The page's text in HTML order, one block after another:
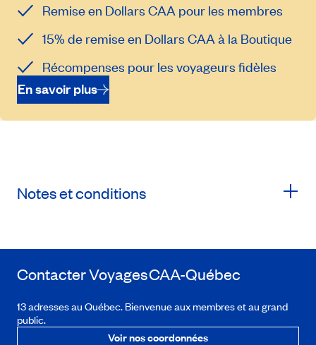
Remise en Dollars CAA pour les membres
15% de remise en Dollars CAA à la Boutique
Récompenses pour les voyageurs fidèles
En savoir plus
Notes et conditions
Contacter VoyagesCAA-Québec
13 adresses au Québec. Bienvenue aux membres et au grand
public.
Voir nos coordonnées